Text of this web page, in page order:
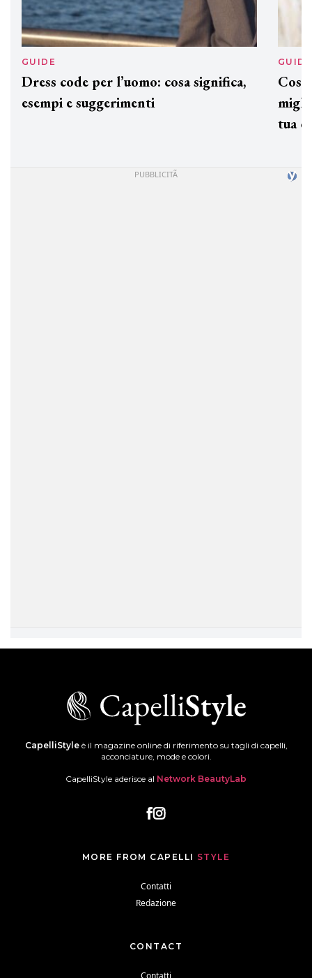
GUIDE
Dress code per l’uomo: cosa significa,
esempi e suggerimenti
GUIDE
tua
CapelliStyleè il magazine online di riferimento su tagli di capelli,
acconciature, mode e colori.
CapelliStyle aderisce al Network BeautyLab
MORE FROM CAPELLI STYLE
Contatti
Redazione
CONTACT
Contatti